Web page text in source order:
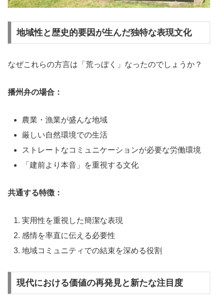
地域性と歴史的要因が生んだ独特な表現文化
なぜこれらの方言は「荒っぽく」なったのでしょうか？
播州弁の場合：
農業・漁業が盛んな地域
厳しい自然環境での生活
ストレートなコミュニケーションが必要な労働環境
「建前より本音」を重視する文化
共通する特徴：
実用性を重視した簡潔な表現
感情を率直に伝える必要性
地域コミュニティでの結束を深める役割
現代における価値の再発見と新たな注目度